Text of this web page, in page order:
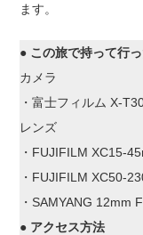
ます。
● この旅で持って行
カメラ
・富士フィルム X-
レンズ
・FUJIFILM XC15-
・FUJIFILM XC50-
・SAMYANG 12mm
● アクセス方法